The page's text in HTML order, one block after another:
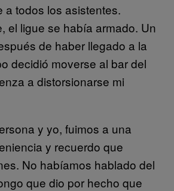
a todos los asistentes.
el ligue se había armado. Un
de haber llegado a la
decidió moverse al bar del
a distorsionarse mi
y yo, fuimos a una
y recuerdo que
No habíamos hablado del
que dio por hecho que